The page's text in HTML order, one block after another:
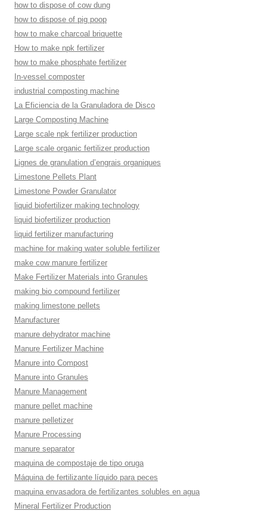
how to dispose of cow dung
how to dispose of pig poop
how to make charcoal briquette
How to make npk fertilizer
how to make phosphate fertilizer
In-vessel composter
industrial composting machine
La Eficiencia de la Granuladora de Disco
Large Composting Machine
Large scale npk fertilizer production
Large scale organic fertilizer production
Lignes de granulation d’engrais organiques
Limestone Pellets Plant
Limestone Powder Granulator
liquid biofertilizer making technology
liquid biofertilizer production
liquid fertilizer manufacturing
machine for making water soluble fertilizer
make cow manure fertilizer
Make Fertilizer Materials into Granules
making bio compound fertilizer
making limestone pellets
Manufacturer
manure dehydrator machine
Manure Fertilizer Machine
Manure into Compost
Manure into Granules
Manure Management
manure pellet machine
manure pelletizer
Manure Processing
manure separator
maquina de compostaje de tipo oruga
Máquina de fertilizante líquido para peces
maquina envasadora de fertilizantes solubles en agua
Mineral Fertilizer Production